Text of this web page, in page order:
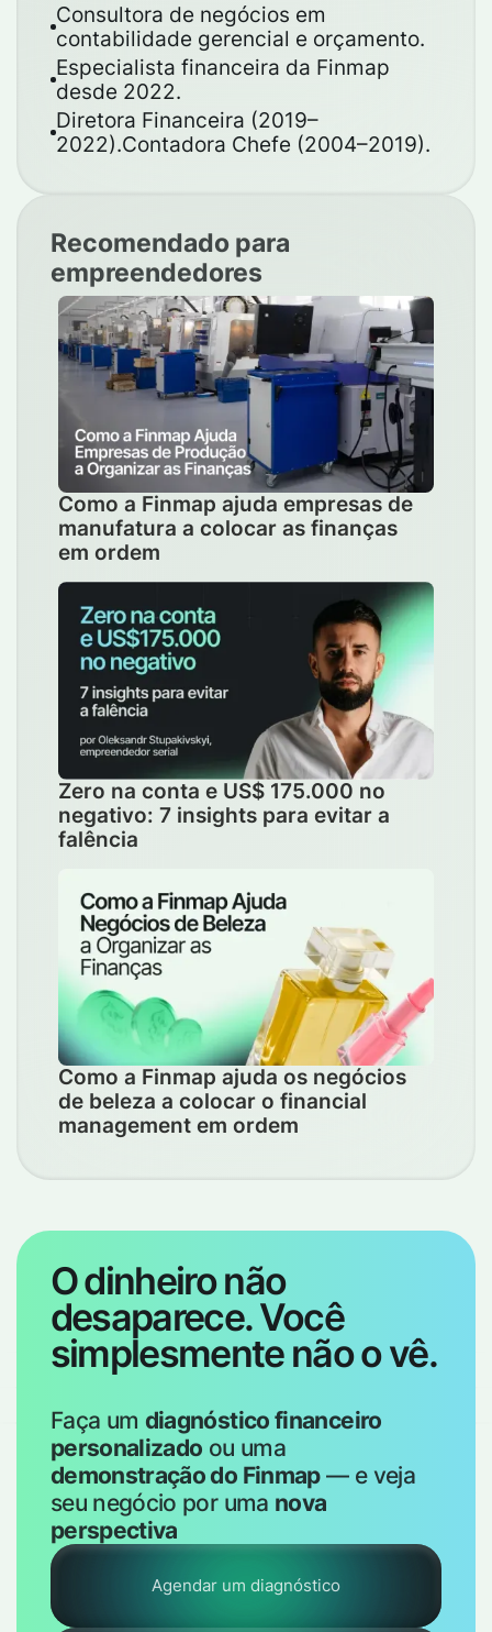
Consultora de negócios em
contabilidade gerencial e orçamento.
Especialista financeira da Finmap
desde 2022.
Diretora Financeira (2019–
2022).Contadora Chefe (2004–2019).
Recomendado para
empreendedores
Como a Finmap ajuda empresas de
manufatura a colocar as finanças
em ordem
Zero na conta e US$ 175.000 no
negativo: 7 insights para evitar a
falência
Como a Finmap ajuda os negócios
de beleza a colocar o financial
management em ordem
O dinheiro não
desaparece. Você
simplesmente não o vê.
Faça um diagnóstico financeiro
personalizado ou uma
demonstração do Finmap— e veja
seu negócio por uma nova
perspectiva
Agendar um diagnóstico